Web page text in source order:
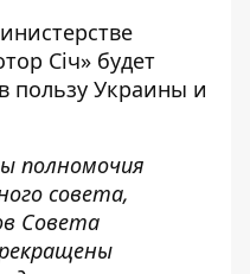
Сiч» будет
пользу Украины и
полномочия
совета,
Совета